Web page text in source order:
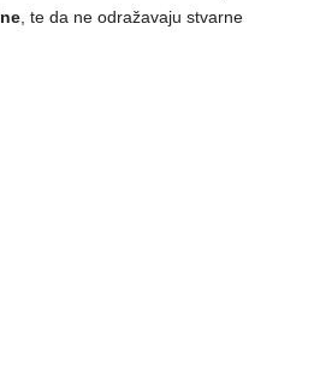
, te da ne odražavaju stvarne